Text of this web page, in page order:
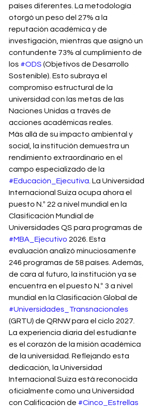
países diferentes. La metodología
otorgó un peso del 27% a la
reputación académica y de
investigación, mientras que asignó un
contundente 73% al cumplimiento de
los #ODS (Objetivos de Desarrollo
Sostenible). Esto subraya el
compromiso estructural de la
universidad con las metas de las
Naciones Unidas a través de
acciones académicas reales.
Más allá de su impacto ambiental y
social, la institución demuestra un
rendimiento extraordinario en el
campo especializado de la
#Educación_Ejecutiva . La Universidad
Internacional Suiza ocupa ahora el
puesto N.º 22 a nivel mundial en la
Clasificación Mundial de
Universidades QS para programas de
#MBA_Ejecutivo 2026. Esta
evaluación analizó minuciosamente
246 programas de 58 países. Además,
de cara al futuro, la institución ya se
encuentra en el puesto N.º 3 a nivel
mundial en la Clasificación Global de
#Universidades_Transnacionales
(GRTU) de QRNW para el ciclo 2027.
La experiencia diaria del estudiante
es el corazón de la misión académica
de la universidad. Reflejando esta
dedicación, la Universidad
Internacional Suiza está reconocida
oficialmente como una Universidad
con Calificación de #Cinco_Estrellas